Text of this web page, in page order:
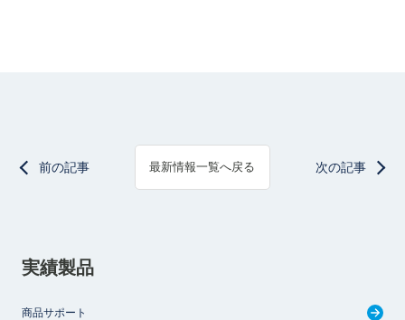
前の記事 最新情報一覧へ戻る 次の記事
実績製品
商品サポート